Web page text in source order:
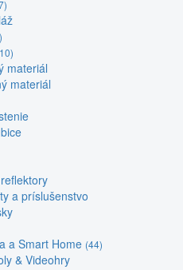
materiál
materiál
a príslušenstvo
a Smart Home (44)
& Videohry